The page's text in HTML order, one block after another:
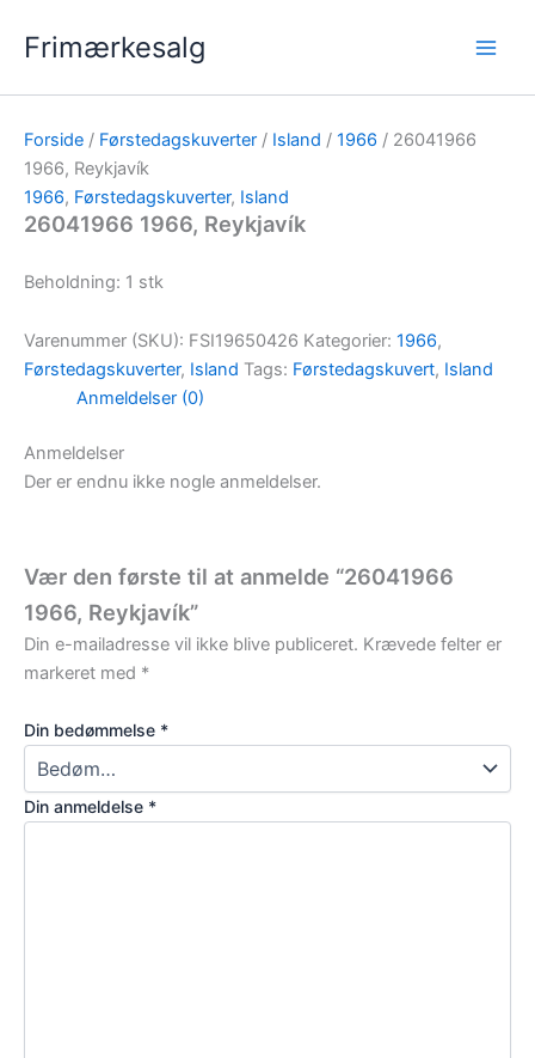
Frimærkesalg
Forside / Førstedagskuverter / Island / 1966 / 26041966
1966, Reykjavík
1966, Førstedagskuverter, Island
26041966 1966, Reykjavík
Beholdning: 1 stk
Varenummer (SKU): FSI19650426 Kategorier: 1966,
Førstedagskuverter, Island Tags: Førstedagskuvert, Island
Anmeldelser (0)
Anmeldelser
Der er endnu ikke nogle anmeldelser.
Vær den første til at anmelde “26041966
1966, Reykjavík”
Din e-mailadresse vil ikke blive publiceret. Krævede felter er
markeret med *
Din bedømmelse *
Din anmeldelse *